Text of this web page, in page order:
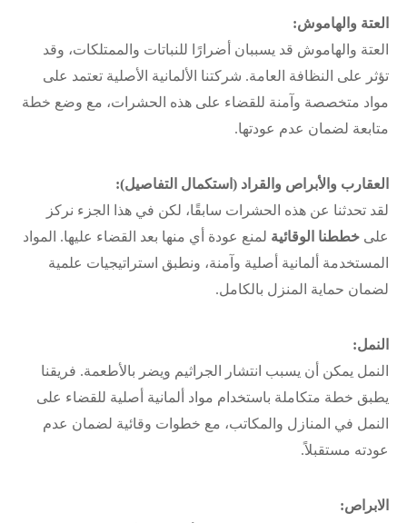
العتة والهاموش:
العتة والهاموش قد يسببان أضرارًا للنباتات والممتلكات، وقد
تؤثر على النظافة العامة. شركتنا الألمانية الأصلية تعتمد على
مواد متخصصة وآمنة للقضاء على هذه الحشرات، مع وضع خطة
متابعة لضمان عدم عودتها.
العقارب والأبراص والقراد (استكمال التفاصيل):
لقد تحدثنا عن هذه الحشرات سابقًا، لكن في هذا الجزء نركز
على خططنا الوقائية لمنع عودة أي منها بعد القضاء عليها. المواد
المستخدمة ألمانية أصلية وآمنة، ونطبق استراتيجيات علمية
لضمان حماية المنزل بالكامل.
النمل:
النمل يمكن أن يسبب انتشار الجراثيم ويضر بالأطعمة. فريقنا
يطبق خطة متكاملة باستخدام مواد ألمانية أصلية للقضاء على
النمل في المنازل والمكاتب، مع خطوات وقائية لضمان عدم
عودته مستقبلاً.
الابراص: